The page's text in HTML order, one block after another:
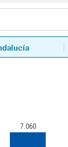
7.060